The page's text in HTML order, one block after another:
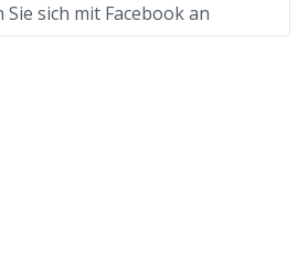
Sie sich mit Facebook an